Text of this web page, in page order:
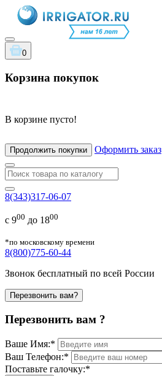
0
Корзина покупок
В корзине пусто!
Продолжить покупки Оформить заказ
8(343)317-06-07
с 900 до 1800
*по московскому времени
8(800)775-60-44
Звонок бесплатный по всей России
Перезвонить вам?
Перезвонить вам ?
Ваше Имя:*
Ваш Телефон:*
Поставьте галочку:*